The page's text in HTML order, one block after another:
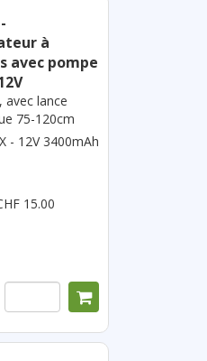
à
avec pompe
avec lance
75-120cm
- 12V 3400mAh
15.00